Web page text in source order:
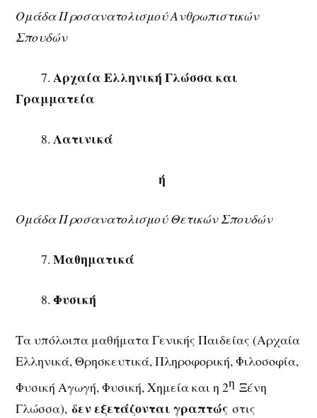
Ομάδα Προσανατολισμού Ανθρωπιστικών
Σπουδών
7.Αρχαία Ελληνική Γλώσσα και
Γραμματεία
8. Λατινικά
ή
Ομάδα Προσανατολισμού Θετικών Σπουδών
7.Μαθηματικά
8. Φυσική
Τα υπόλοιπα μαθήματα Γενικής Παιδείας (Αρχαία
Ελληνικά, Θρησκευτικά, Πληροφορική, Φιλοσοφία,
Φυσική Αγωγή, Φυσική, Χημεία και η 2η Ξένη
Γλώσσα),δεν εξετάζονται γραπτώς στις